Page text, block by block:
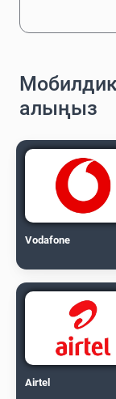
алыңыз
Vodafone
Airtel